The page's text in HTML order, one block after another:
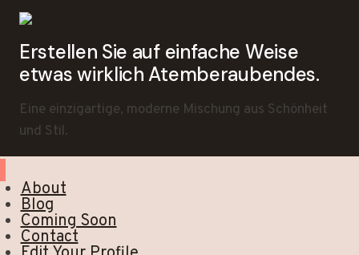
Erstellen Sie auf einfache Weise
etwas wirklich Atemberaubendes.
Eine einzigartige, moderne Mischung aus Schönheit
und Stil.
About
Blog
Coming Soon
Contact